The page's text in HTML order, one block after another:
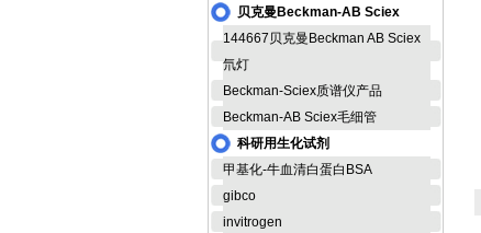
贝克曼Beckman-AB Sciex
144667贝克曼Beckman AB Sciex
氘灯
Beckman-Sciex质谱仪产品
Beckman-AB Sciex毛细管
科研用生化试剂
甲基化-牛血清白蛋白BSA
gibco
invitrogen